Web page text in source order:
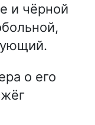
и чёрной
о его